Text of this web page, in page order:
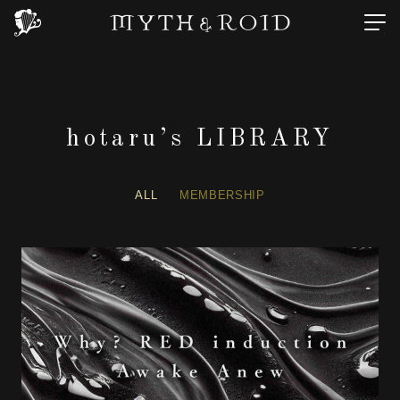
hotaru’s LIBRARY
ALL MEMBERSHIP